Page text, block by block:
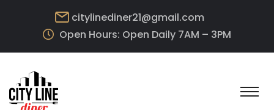
citylinediner21@gmail.com
Open Hours: Open Daily 7AM – 3PM